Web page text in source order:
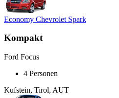
Economy Chevrolet Spark
Kompakt
Ford Focus
4 Personen
Kufstein, Tirol, AUT